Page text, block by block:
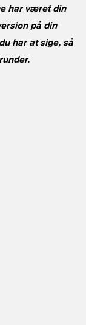
har været din
på din
har at sige, så